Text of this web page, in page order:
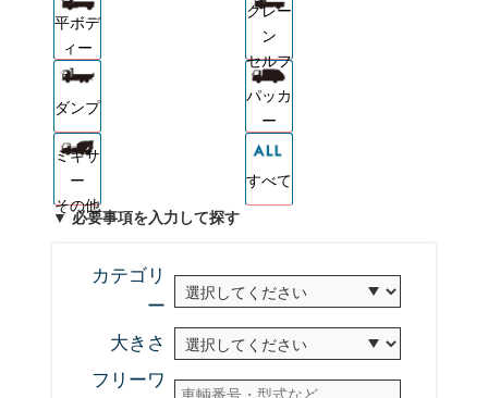
平ボデ
ィー
クレー
ン
セルフ
ダンプ
パッカ
ー
ミキサ
ー
その他
すべて
▼ 必要事項を入力して探す
カテゴリ
ー
大きさ
フリーワ